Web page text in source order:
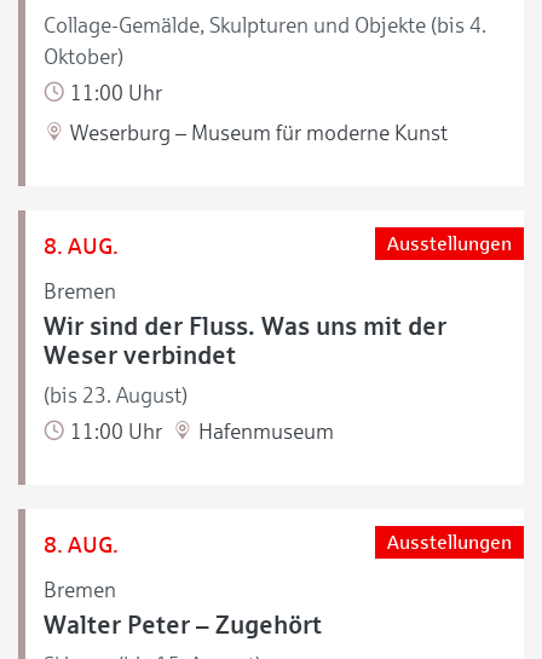
Collage-Gemälde, Skulpturen und Objekte (bis 4.
Oktober)
11:00 Uhr
Weserburg – Museum für moderne Kunst
8. AUG.
Bremen
Ausstellungen
Wir sind der Fluss. Was uns mit der
Weser verbindet
(bis 23. August)
11:00 Uhr
Hafenmuseum
8. AUG.
Bremen
Ausstellungen
Walter Peter – Zugehört